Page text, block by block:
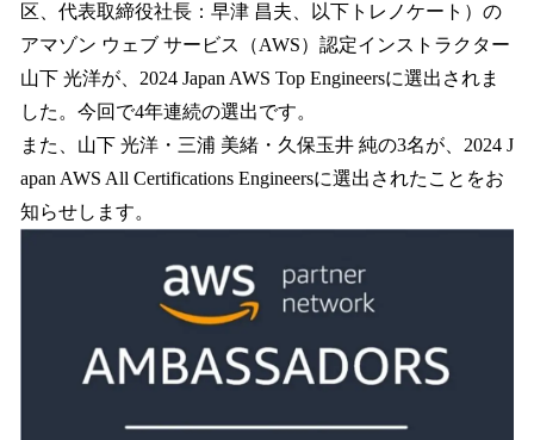
を
読
み
込
み
中
で
す
区、代表取締役社長：早津 昌夫、以下トレノケート）の
アマゾン ウェブ サービス（AWS）認定インストラクター
山下 光洋が、2024 Japan AWS Top Engineersに選出されま
した。今回で4年連続の選出です。
また、山下 光洋・三浦 美緒・久保玉井 純の3名が、2024 J
apan AWS All Certifications Engineersに選出されたことをお
知らせします。